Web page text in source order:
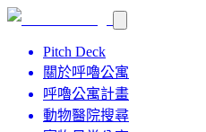
Pitch Deck
關於呼嚕公寓
呼嚕公寓計畫
動物醫院搜尋